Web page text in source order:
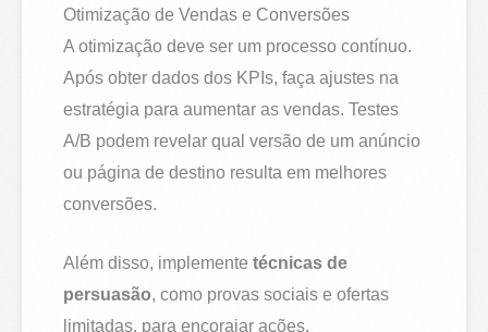
Otimização de Vendas e Conversões
A otimização deve ser um processo contínuo.
Após obter dados dos KPIs, faça ajustes na
estratégia para aumentar as vendas. Testes
A/B podem revelar qual versão de um anúncio
ou página de destino resulta em melhores
conversões.
Além disso, implementetécnicas de
persuasão, como provas sociais e ofertas
limitadas, para encorajar ações.